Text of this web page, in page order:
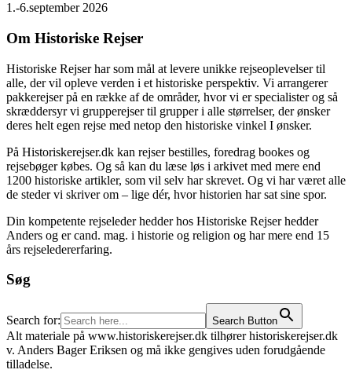
1.-6.september 2026
Om Historiske Rejser
Historiske Rejser har som mål at levere unikke rejseoplevelser til
alle, der vil opleve verden i et historiske perspektiv. Vi arrangerer
pakkerejser på en række af de områder, hvor vi er specialister og så
skræddersyr vi grupperejser til grupper i alle størrelser, der ønsker
deres helt egen rejse med netop den historiske vinkel I ønsker.
På Historiskerejser.dk kan rejser bestilles, foredrag bookes og
rejsebøger købes. Og så kan du læse løs i arkivet med mere end
1200 historiske artikler, som vil selv har skrevet. Og vi har været alle
de steder vi skriver om – lige dér, hvor historien har sat sine spor.
Din kompetente rejseleder hedder hos Historiske Rejser hedder
Anders og er cand. mag. i historie og religion og har mere end 15
års rejseledererfaring.
Søg
Search for: Search Button
Alt materiale på www.historiskerejser.dk tilhører historiskerejser.dk
v. Anders Bager Eriksen og må ikke gengives uden forudgående
tilladelse.